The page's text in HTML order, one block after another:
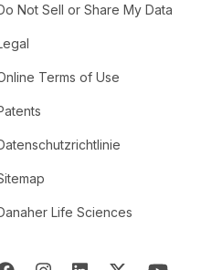
Not Sell or Share My Data
Terms of Use
Life Sciences